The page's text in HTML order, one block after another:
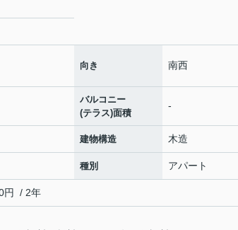
向き 南西
バルコニー
(テラス)面積
-
建物構造 木造
種別 アパート
円 / 2年